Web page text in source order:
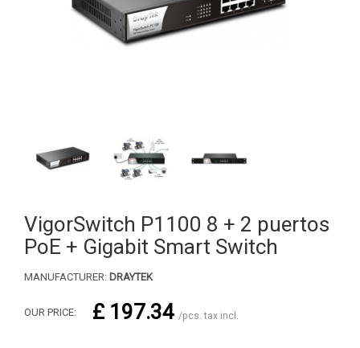
VigorSwitch P1100 8 + 2 puertos
PoE + Gigabit Smart Switch
MANUFACTURER: DRAYTEK
OUR PRICE: £ 197.34 /pcs. tax incl.